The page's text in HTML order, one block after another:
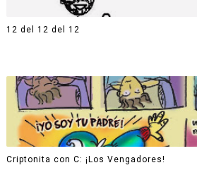
12 del 12 del 12
Criptonita con C: ¡Los Vengadores!